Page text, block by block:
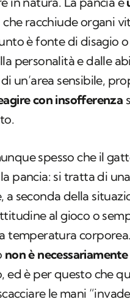
che racchiude organi
è fonte di disagio
personalità e dalle
un’area sensibile,
con insofferenza
spesso che il
pancia: si tratta di
a seconda della
al gioco o
temperatura
non è
ed è per questo che
le mani